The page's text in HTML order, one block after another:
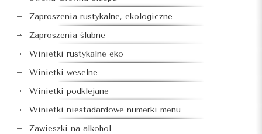
Zaproszenia rustykalne, ekologiczne
Zaproszenia ślubne
Winietki rustykalne eko
Winietki weselne
Winietki podklejane
Winietki niestadardowe numerki menu
Zawieszki na alkohol